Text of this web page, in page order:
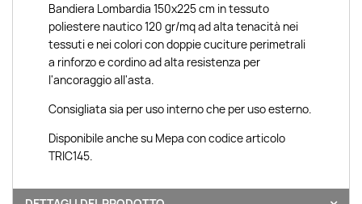
Bandiera Lombardia 150x225 cm in tessuto
poliestere nautico 120 gr/mq ad alta tenacità nei
tessuti e nei colori con doppie cuciture perimetrali
a rinforzo e cordino ad alta resistenza per
l'ancoraggio all'asta.
Consigliata sia per uso interno che per uso esterno.
Disponibile anche su Mepa con codice articolo
TRIC145.